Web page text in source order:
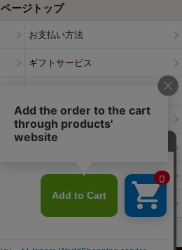
ページトップ
お支払い方法
ギフトサービス
特定商取引法に基づく表記
ルピシアブランド